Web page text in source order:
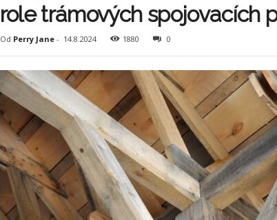
role trámových spojovacích
Od Perry Jane- 14.8.2024 1880 0